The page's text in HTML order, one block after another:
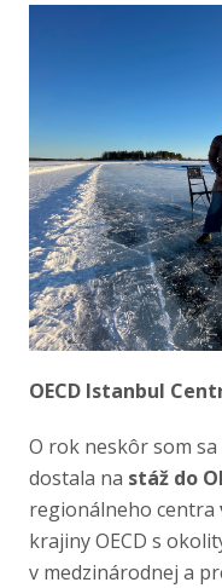
OECD Istanbul
O rok neskôr som
dostala na stáž do
regionálneho centra
krajiny OECD s
v medzinárodnej a